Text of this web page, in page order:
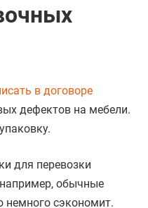
в договоре
дефектов на мебели.
для перевозки
обычные
немного сэкономит.